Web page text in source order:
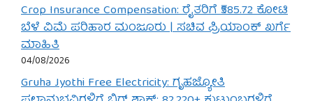
Crop Insurance Compensation: ರೈತರಿಗೆ ₹585.72 ಕೋಟಿ
ಬೆಳೆ ವಿಮೆ ಪರಿಹಾರ ಮಂಜೂರು | ಸಚಿವ ಪ್ರಿಯಾಂಕ್ ಖರ್ಗೆ
ಮಾಹಿತಿ
04/08/2026
Gruha Jyothi Free Electricity: ಗೃಹಜ್ಯೋತಿ